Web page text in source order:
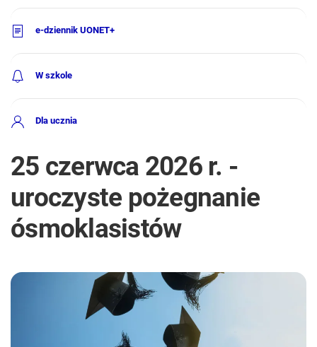
e-dziennik UONET+
W szkole
Dla ucznia
25 czerwca 2026 r. -
uroczyste pożegnanie
ósmoklasistów